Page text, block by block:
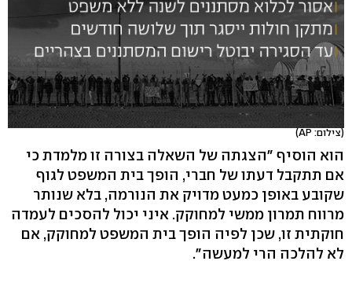
(צילום: AP)
הוא הוסיף "הצגתה של השאלה בצורה זו מלמדת כי
אם תתקבל דעתו של חברי, הופך בית המשפט לגוף
שקובע באופן כמעט מדויק את הנורמה, בלא שנותר
מרווח תמרון ממשי למחוקק. איני יכול להסכים לעמדה
חוקתית זו, שכן לפיה הופך בית המשפט למחוקק, אם
לא להלכה הרי למעשה".